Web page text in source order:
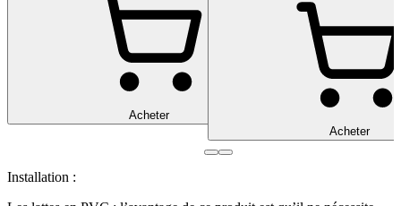
Acheter
Acheter
Installation :